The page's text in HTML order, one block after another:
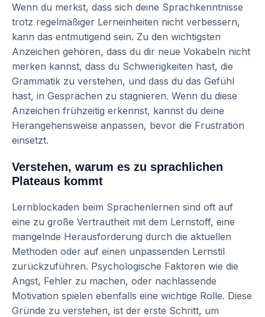
Wenn du merkst, dass sich deine Sprachkenntnisse
trotz regelmäßiger Lerneinheiten nicht verbessern,
kann das entmutigend sein. Zu den wichtigsten
Anzeichen gehören, dass du dir neue Vokabeln nicht
merken kannst, dass du Schwierigkeiten hast, die
Grammatik zu verstehen, und dass du das Gefühl
hast, in Gesprächen zu stagnieren. Wenn du diese
Anzeichen frühzeitig erkennst, kannst du deine
Herangehensweise anpassen, bevor die Frustration
einsetzt.
Verstehen, warum es zu sprachlichen
Plateaus kommt
Lernblockaden beim Sprachenlernen sind oft auf
eine zu große Vertrautheit mit dem Lernstoff, eine
mangelnde Herausforderung durch die aktuellen
Methoden oder auf einen unpassenden Lernstil
zurückzuführen. Psychologische Faktoren wie die
Angst, Fehler zu machen, oder nachlassende
Motivation spielen ebenfalls eine wichtige Rolle. Diese
Gründe zu verstehen, ist der erste Schritt, um